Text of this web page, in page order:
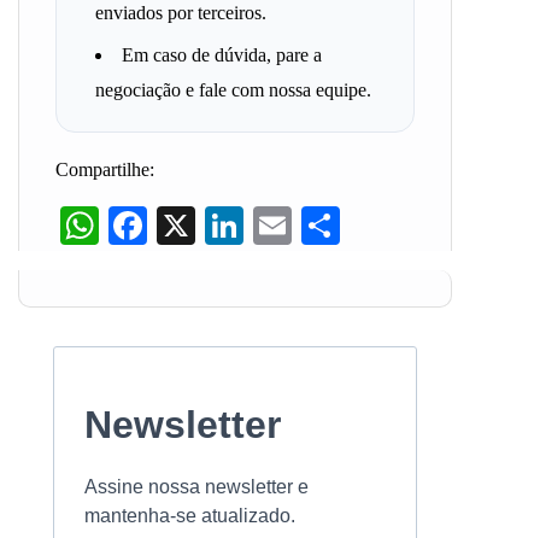
enviados por terceiros.
Em caso de dúvida, pare a
negociação e fale com nossa equipe.
Compartilhe:
WhatsApp
Facebook
X LinkedIn
Email
Newsletter
Assine nossa newsletter e
mantenha-se atualizado.